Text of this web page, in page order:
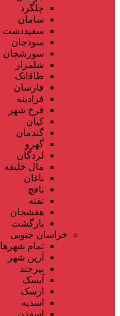
چلگرد
سامان
سفیددشت
سودجان
سورشجان
شلمزار
طاقانک
فارسان
فرادبنه
فرخ شهر
کیان
گندمان
گهرو
لردگان
مال خلیفه
ناغان
نافچ
نقنه
هفشجان
بازگشت
خراسان جنوبی
تمام شهر‌ها
آرین شهر
بیرجند
آیسک
ارسک
اسدیه
اسفدن